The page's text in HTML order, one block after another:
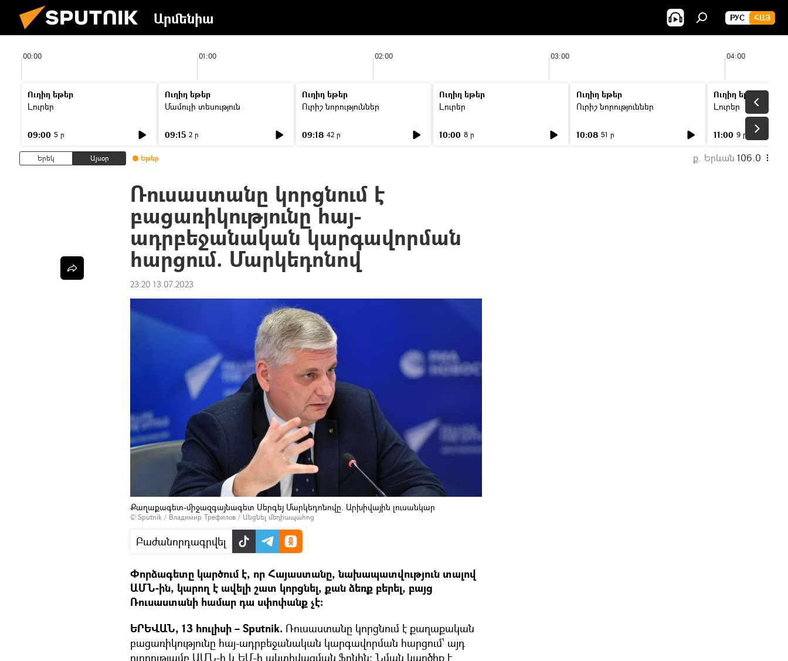
Արմենիա РУС ՀԱՅ
00:00 01:00 02:00 03:00 04:00
Ուղիղ եթեր
Լուրեր
09:00 5 ր
Ուղիղ եթեր
Մամուլի տեսություն
09:15 2 ր
Ուղիղ եթեր
Ուրիշ նորություններ
09:18 42 ր
Ուղիղ եթեր
Լուրեր
10:00 8 ր
Ուղիղ եթեր
Ուրիշ նորություններ
10:08 51 ր
Ուղիղ եթեր
Լուրեր
11:00 9 ր
Երեկ Այսօր Եթեր ք. Երևան 106.0
Ռուսաստանը կորցնում է
բացառիկությունը հայ-
ադրբեջանական կարգավորման
հարցում. Մարկեդոնով
23:20 13.07.2023
Քաղաքագետ-միջազգայնագետ Սերգեյ Մարկեդոնովը. Արխիվային լուսանկար
© Sputnik / Владимир Трефилов / Անցնել մեդիապահոց
Բաժանորդագրվել
Փորձագետը կարծում է, որ Հայաստանը, նախապատվություն տալով
ԱՄՆ-ին, կարող է ավելի շատ կորցնել, քան ձեռք բերել, բայց
Ռուսաստանի համար դա սփոփանք չէ։
ԵՐԵՎԱՆ, 13 հուլիսի – Sputnik. Ռուսաստանը կորցնում է քաղաքական
բացառիկությունը հայ-ադրբեջանական կարգավորման հարցում՝ այդ
ուղղությամբ ԱՄՆ-ի և ԵՄ-ի ակտիվացման ֆոնին։ Նման կարծիք է